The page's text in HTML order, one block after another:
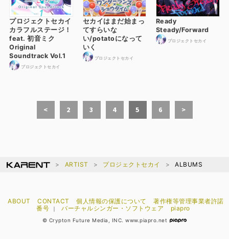
プロジェクトセカイ
カラフルステージ！
feat. 初音ミク
Original
Soundtrack Vol.1
プロジェクトセカイ
セカイはまだ始まっ
てすらいな
い/potatoになって
いく
プロジェクトセカイ
Ready
Steady/Forward
プロジェクトセカイ
< 2 3 4 5 6 >
ARTIST プロジェクトセカイ ALBUMS
ABOUT CONTACT 個人情報の保護について
著作権等管理事業者許諾
番号
｜ バーチャルシンガー・ソフトウェア piapro
© Crypton Future Media, INC. www.piapro.net